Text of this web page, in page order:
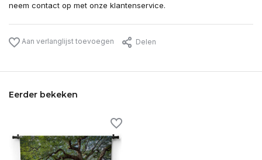
neem contact op met onze klantenservice.
Aan verlanglijst toevoegen Delen
Eerder bekeken